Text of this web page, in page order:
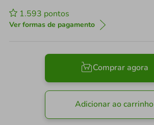
1.593 pontos
Ver formas de pagamento
Comprar agora
Adicionar ao carrinho